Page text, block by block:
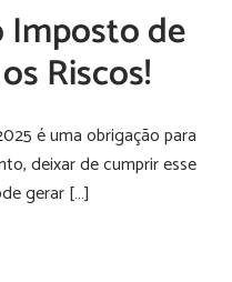
Imposto de
Riscos!
é uma obrigação para
deixar de cumprir esse
gerar […]